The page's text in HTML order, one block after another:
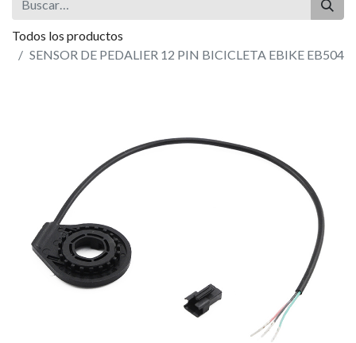
Todos los productos
SENSOR DE PEDALIER 12 PIN BICICLETA EBIKE EB504